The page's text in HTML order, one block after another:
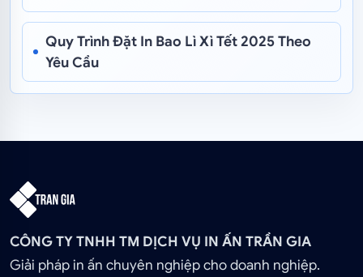
Quy Trình Đặt In Bao Lì Xì Tết 2025 Theo
Yêu Cầu
CÔNG TY TNHH TM DỊCH VỤ IN ẤN TRẦN GIA
Giải pháp in ấn chuyên nghiệp cho doanh nghiệp.